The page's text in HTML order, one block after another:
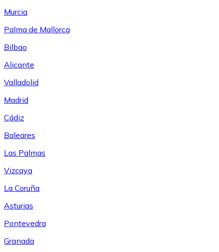
Murcia
Palma de Mallorca
Bilbao
Alicante
Valladolid
Madrid
Cádiz
Baleares
Las Palmas
Vizcaya
La Coruña
Asturias
Pontevedra
Granada